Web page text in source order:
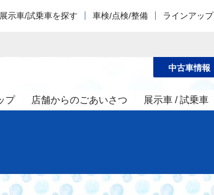
展示車/試乗車を探す 車検/点検/整備 ラインアップ
プ 店舗からのごあいさつ 展示車 / 試乗車
中古車情報